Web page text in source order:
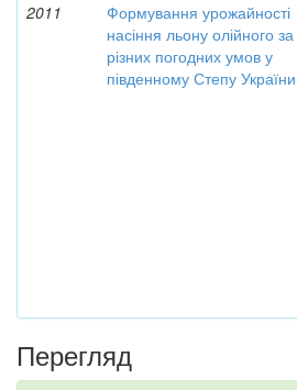
2011
Формування урожайності
насіння льону олійного за
різних погодних умов у
південному Степу України
Перегляд